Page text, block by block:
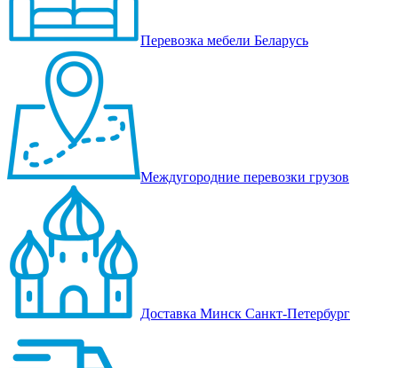
Перевозка мебели Беларусь
Междугородние перевозки грузов
Доставка Минск Санкт-Петербург